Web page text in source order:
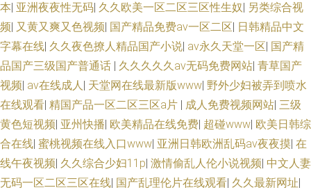
本| 亚洲夜夜性无码| 久久欧美一区二区三区性生奴| 另类综合视
频| 又黄又爽又色视频| 国产精品免费av一区二区| 日韩精品中文
字幕在线| 久久夜色撩人精品国产小说| av永久天堂一区| 国产精
品国产三级国产普通话 | 久久久久久av无码免费网站| 青草国产
视频| av在线成人| 天堂网在线最新版www| 野外少妇被弄到喷水
在线观看| 精国产品一区二区三区a片 | 成人免费视频网站| 三级
黄色短视频| 亚州快播| 欧美精品在线免费| 超碰www| 欧美日韩综
合在线| 蜜桃视频在线入口www| 亚洲日韩欧洲乱码av夜夜摸| 在
线午夜视频| 久久综合少妇11p| 激情偷乱人伦小说视频| 中文人妻
无码一区二区三区在线| 国产乱理伦片在线观看| 久久最新网址|